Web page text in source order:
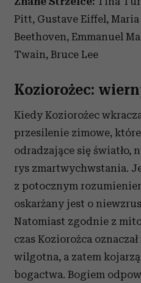
Pitt, Gustave Eiffel,
Beethoven, Emmanuel
Twain, Bruce Lee
Koziorożec:
Kiedy Koziorożec
przesilenie zimowe,
odradzające się światło,
rys zmartwychwstania.
z potocznym
oskarżany jest o
Natomiast zgodnie z
czas Koziorożca
wilgotna, a zatem
bogactwa. Bogiem